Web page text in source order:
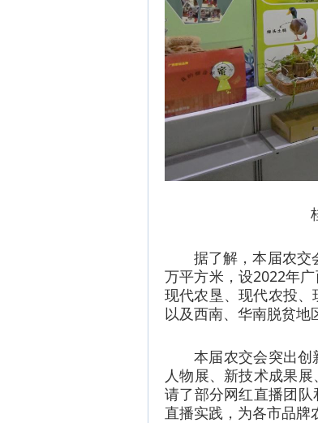
据了解，本届农交
万平方米，设2022年
现代农垦、现代农投
以及西南、华南脱贫地
本届农交会突出创
人物展、新技术成果
请了部分网红直播团
直播实践，为各市品牌